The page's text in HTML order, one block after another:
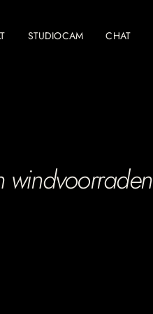
STUDIOCAM CHAT
windvoorraden